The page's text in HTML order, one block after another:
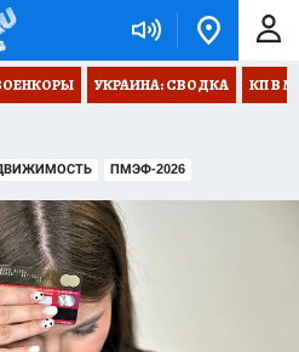
УКРАИНА: СВОДКА КП В
ПМЭФ-2026